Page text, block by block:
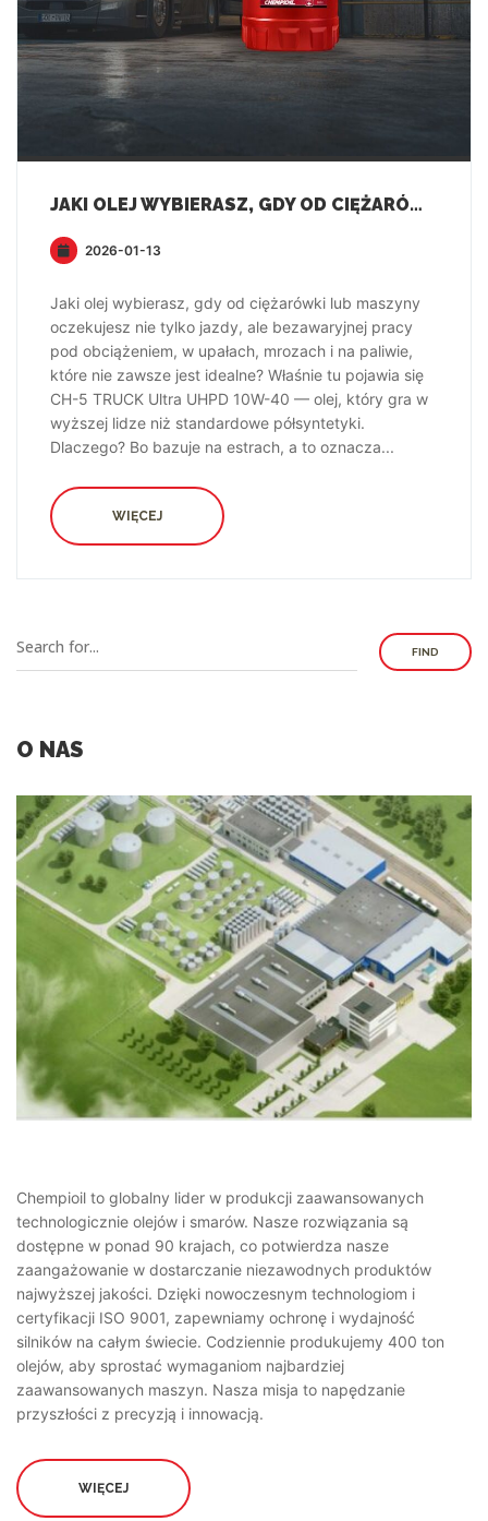
JAKI OLEJ WYBIERASZ, GDY OD CIĘŻARÓWKI LUB MASZYNY OCZEKUJESZ NIE TYLKO JAZDY, ALE BEZAWARYJNEJ PRACY POD OBCIĄŻENIEM, W UPAŁACH, MROZACH I NA PALIWIE, KTÓRE NIE ZAWSZE JEST IDEALNE?
2026-01-13
Jaki olej wybierasz, gdy od ciężarówki lub maszyny
oczekujesz nie tylko jazdy, ale bezawaryjnej pracy
pod obciążeniem, w upałach, mrozach i na paliwie,
które nie zawsze jest idealne? Właśnie tu pojawia się
CH-5 TRUCK Ultra UHPD 10W-40 — olej, który gra w
wyższej lidze niż standardowe półsyntetyki.
Dlaczego? Bo bazuje na estrach, a to oznacza...
WIĘCEJ
FIND
O NAS
Chempioil to globalny lider w produkcji zaawansowanych
technologicznie olejów i smarów. Nasze rozwiązania są
dostępne w ponad 90 krajach, co potwierdza nasze
zaangażowanie w dostarczanie niezawodnych produktów
najwyższej jakości. Dzięki nowoczesnym technologiom i
certyfikacji ISO 9001, zapewniamy ochronę i wydajność
silników na całym świecie. Codziennie produkujemy 400 ton
olejów, aby sprostać wymaganiom najbardziej
zaawansowanych maszyn. Nasza misja to napędzanie
przyszłości z precyzją i innowacją.
WIĘCEJ